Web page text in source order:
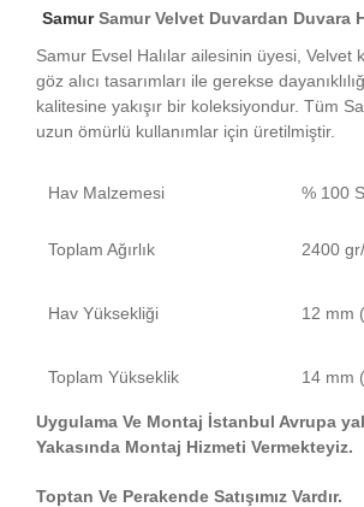
SamurSamur Velvet Duvardan Duvara
Samur Evsel Halılar ailesinin üyesi, Velvet
göz alıcı tasarımları ile gerekse
kalitesine yakışır bir koleksiyondur. Tüm
uzun ömürlü kullanımlar için üretilmiştir.
Hav Malzemesi % 100
Toplam Ağırlık 2400
Hav Yüksekliği 12 mm
Toplam Yükseklik 14 mm
Uygulama Ve Montaj İstanbul Avrupa
Yakasında Montaj Hizmeti Vermekteyiz.
Toptan Ve Perakende Satışımız Vardır.